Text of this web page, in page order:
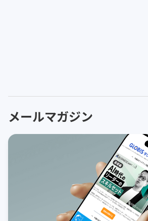
メールマガジン